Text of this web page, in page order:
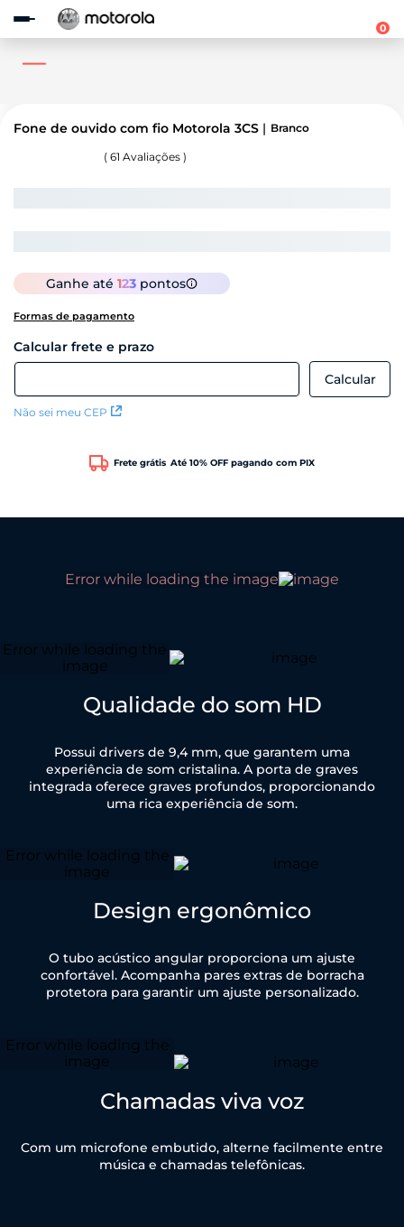
Observação:
este
site
acessibilidade.
0
Fone de ouvido com fio Motorola 3CS Branco
( 61 Avaliações )
Ganhe até 123 pontos
Formas de pagamento
Não sei meu CEP
Frete grátis Até 10% OFF pagando com PIX
Qualidade do som HD
Possui drivers de 9,4 mm, que garantem uma
experiência de som cristalina. A porta de graves
integrada oferece graves profundos, proporcionando
uma rica experiência de som.
Design ergonômico
O tubo acústico angular proporciona um ajuste
confortável. Acompanha pares extras de borracha
protetora para garantir um ajuste personalizado.
Chamadas viva voz
Com um microfone embutido, alterne facilmente entre
música e chamadas telefônicas.